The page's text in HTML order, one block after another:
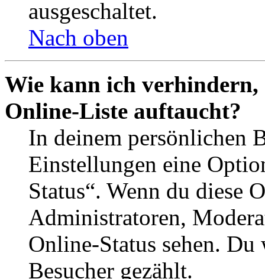
ausgeschaltet.
Nach oben
Wie kann ich verhindern,
Online-Liste auftaucht?
In deinem persönlichen
Einstellungen eine
Status“. Wenn du diese
Administratoren,
Online-Status sehen.
Besucher gezählt.